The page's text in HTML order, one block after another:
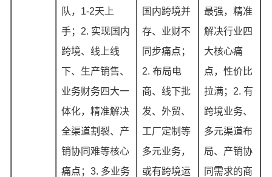
队，1-2天上
手；2. 实现国内
跨境、线上线
下、生产销售、
业务财务四大一
体化，精准解决
全渠道割裂、产
销协同难等核心
痛点；3. 多业务
国内跨境并
存、业财不
同步痛点；
2. 布局电
商、线下批
发、外贸、
工厂定制等
多元业务，
或有跨境运
最强，精准
解决行业四
大核心痛
点，性价比
拉满；2. 有
跨境业务、
多元渠道布
局、产销协
同需求的商